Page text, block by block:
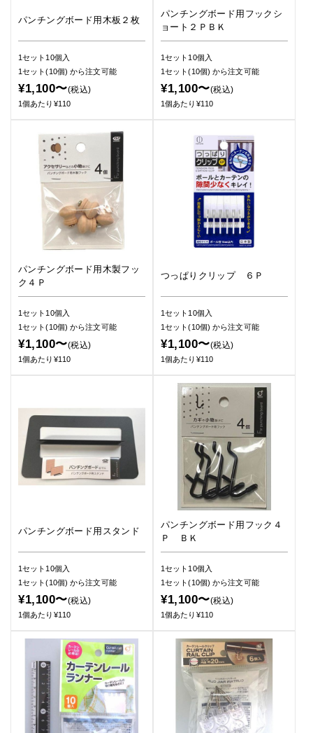
パンチングボード用木板２枚
1セット10個入
1セット(10個)から注文可能
¥1,100〜(税込)
1個あたり¥110
パンチングボード用フックシ
ョート２ＰＢＫ
1セット10個入
1セット(10個)から注文可能
¥1,100〜(税込)
1個あたり¥110
パンチングボード用木製フッ
ク４Ｐ
1セット10個入
1セット(10個)から注文可能
¥1,100〜(税込)
1個あたり¥110
つっぱりクリップ ６Ｐ
1セット10個入
1セット(10個)から注文可能
¥1,100〜(税込)
1個あたり¥110
パンチングボード用スタンド
1セット10個入
1セット(10個)から注文可能
¥1,100〜(税込)
1個あたり¥110
パンチングボード用フック４
Ｐ ＢＫ
1セット10個入
1セット(10個)から注文可能
¥1,100〜(税込)
1個あたり¥110